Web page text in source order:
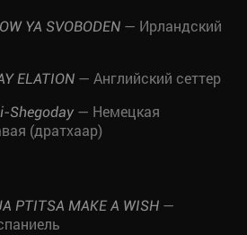
YA SVOBODEN — Ирландский
ELATION — Английский сеттер
Shegoday — Немецкая
(дратхаар)
PTITSA MAKE A WISH —